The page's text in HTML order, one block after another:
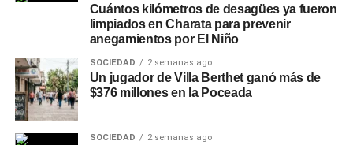
Cuántos kilómetros de desagües ya fueron
limpiados en Charata para prevenir
anegamientos por El Niño
SOCIEDAD 2 semanas ago
Un jugador de Villa Berthet ganó más de
$376 millones en la Poceada
SOCIEDAD 2 semanas ago